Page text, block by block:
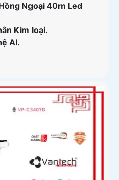
Ngoại 40m Led
Kim loại.
AI.